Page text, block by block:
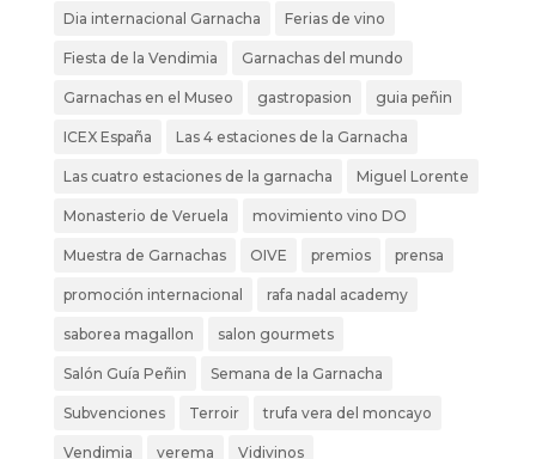
Dia internacional Garnacha Ferias de vino
Fiesta de la Vendimia Garnachas del mundo
Garnachas en el Museo gastropasion guia peñin
ICEX España Las 4 estaciones de la Garnacha
Las cuatro estaciones de la garnacha Miguel Lorente
Monasterio de Veruela movimiento vino DO
Muestra de Garnachas OIVE premios prensa
promoción internacional rafa nadal academy
saborea magallon salon gourmets
Salón Guía Peñin Semana de la Garnacha
Subvenciones Terroir trufa vera del moncayo
Vendimia verema Vidivinos